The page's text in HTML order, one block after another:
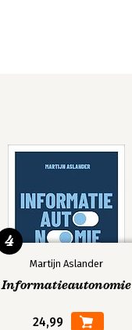
Martijn Aslander
Informatieautonomie
24,99
4